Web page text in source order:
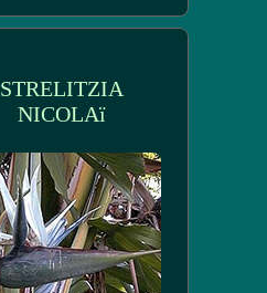
STRELITZIA
NICOLAï